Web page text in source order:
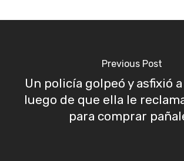
Previous Post
Un policía golpeó y asfixió
luego de que ella le
para comprar